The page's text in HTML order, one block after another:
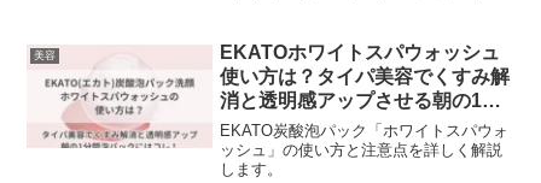
子」と「バリア機能」に着目して作られ
ています。
美容
EKATOホワイトスパウォッシュ
使い方は？タイパ美容でくすみ解
消と透明感アップさせる朝の1分
間泡パック
EKATO炭酸泡パック「ホワイトスパウォ
ッシュ」の使い方と注意点を詳しく解説
します。